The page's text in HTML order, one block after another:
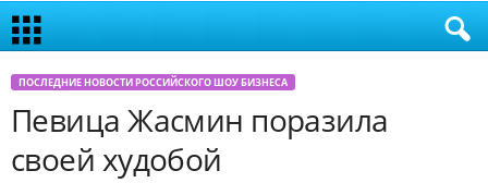
ПОСЛЕДНИЕ НОВОСТИ РОССИЙСКОГО ШОУ БИЗНЕСА
Певица Жасмин поразила
своей худобой